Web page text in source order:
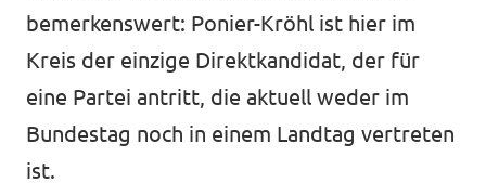
Kommunalwahl 2026
Mache bei uns mit!
bemerkenswert: Ponier-Kröhl ist hier im
Kreis der einzige Direktkandidat, der für
eine Partei antritt, die aktuell weder im
Bundestag noch in einem Landtag vertreten
ist.